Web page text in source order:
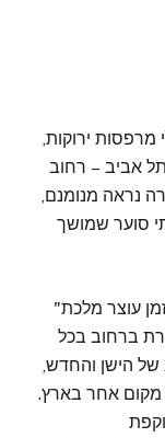
מרפסות ירוקות,
אביב – רחוב
נראה מנומנם,
סוער שמושך
עוצר מלכת"
ברחוב בכל
של הישן והחדש,
מקום אחר בארץ.